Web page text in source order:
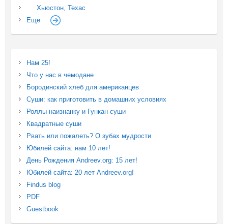
Хьюстон, Техас
Еще
Нам 25!
Что у нас в чемодане
Бородинский хлеб для американцев
Суши: как приготовить в домашних условиях
Роллы наизнанку и Гункан-суши
Квадратные суши
Рвать или пожалеть? О зубах мудрости
Юбилей сайта: нам 10 лет!
День Рождения Andreev.org: 15 лет!
Юбилей сайта: 20 лет Andreev.org!
Findus blog
PDF
Guestbook